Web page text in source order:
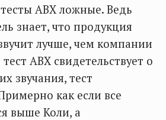
тесты АВХ ложные. Ведь
знает, что продукция
лучше, чем компании
АВХ свидетельствует о
звучания, тест
как если все
выше Коли, а